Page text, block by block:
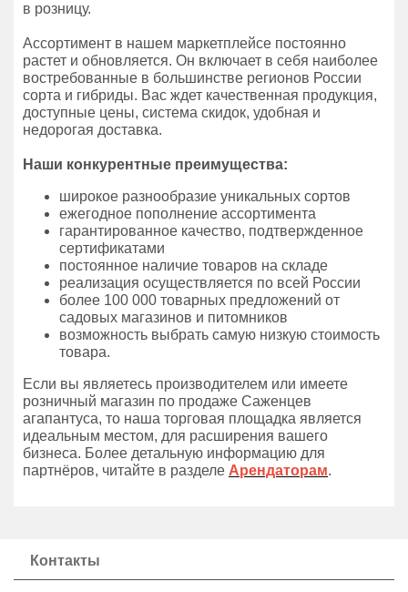
в розницу.
Ассортимент в нашем маркетплейсе постоянно
растет и обновляется. Он включает в себя наиболее
востребованные в большинстве регионов России
сорта и гибриды. Вас ждет качественная продукция,
доступные цены, система скидок, удобная и
недорогая доставка.
Наши конкурентные преимущества:
широкое разнообразие уникальных сортов
ежегодное пополнение ассортимента
гарантированное качество, подтвержденное
сертификатами
постоянное наличие товаров на складе
реализация осуществляется по всей России
более 100 000 товарных предложений от
садовых магазинов и питомников
возможность выбрать самую низкую стоимость
товара.
Если вы являетесь производителем или имеете
розничный магазин по продаже Саженцев
агапантуса, то наша торговая площадка является
идеальным местом, для расширения вашего
бизнеса. Более детальную информацию для
партнёров, читайте в разделе Арендаторам.
Контакты